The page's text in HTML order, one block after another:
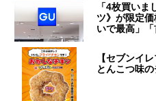
「4枚買い
ツ》が限定
いで最高」
【セブンイ
とんこつ味